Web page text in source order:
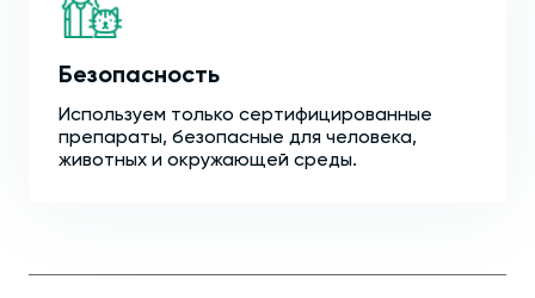
Безопасность
Используем только сертифицированные
препараты, безопасные для человека,
животных и окружающей среды.